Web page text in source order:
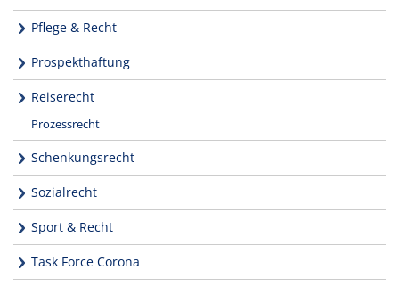
Pflege & Recht
Prospekthaftung
Reiserecht
Prozessrecht
Schenkungsrecht
Sozialrecht
Sport & Recht
Task Force Corona